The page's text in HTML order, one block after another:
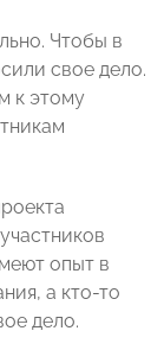
Чтобы в
свое дело.
к этому
опыт в
а кто-то
дело.